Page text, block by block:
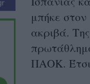
μπήκε
ακριβά.
ΠΑΟΚ.